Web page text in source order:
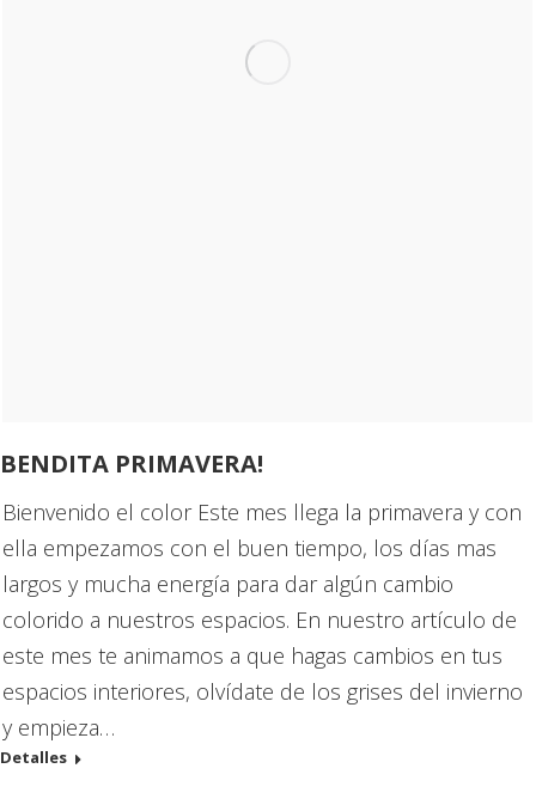
BENDITA PRIMAVERA!
Bienvenido el color Este mes llega la primavera y con
ella empezamos con el buen tiempo, los días mas
largos y mucha energía para dar algún cambio
colorido a nuestros espacios. En nuestro artículo de
este mes te animamos a que hagas cambios en tus
espacios interiores, olvídate de los grises del invierno
y empieza…
Detalles